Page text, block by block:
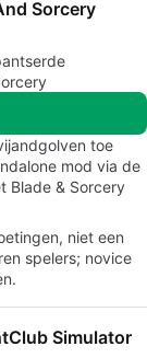
Sorcery
toe
mod via de
Blade & Sorcery
niet een
spelers; novice
Simulator